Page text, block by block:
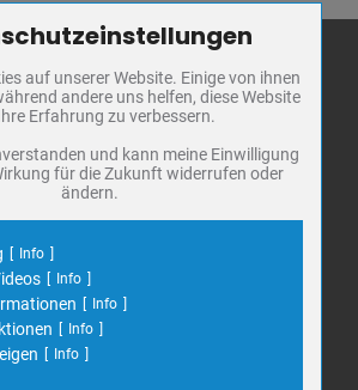
Stadt Bad
Frankenhausen
Markt 1
Telefon: 034671 7 20 0
frankenhausen.de
Seite notwendige Cookies / Drittanbieter:
PHP Session Cookie
Eigentümer dieser Website
Schutz
PHPSESSID, fe_typo_user
Cookiespeicherung Entscheidungscookie
Eigentümer dieser Website
Speichert die Einstellungen der Besucher
bezüglich der Speicherung von Cookies.
dywc
auf unserer Website. Einige von ihnen
andere uns helfen, diese Website
Erfahrung zu verbessern.
und kann meine Einwilligung
für die Zukunft widerrufen oder
ändern.
Info
Info
Info
Info
Info